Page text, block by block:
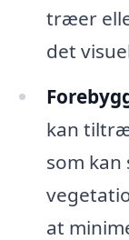
træer
det
kan
som kan
at